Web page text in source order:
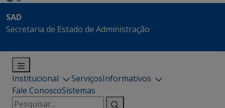
SAD
Secretaria de Estado de Administração
Institucional ServiçosInformativos
Fale ConoscoSistemas
Pesquisar